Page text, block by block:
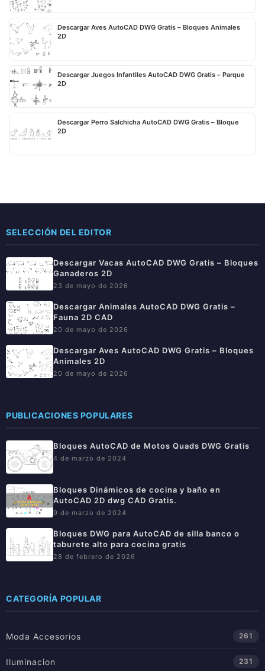
Descargar Aves AutoCAD DWG Gratis – Bloques Animales
2D
Descargar Juegos Infantiles AutoCAD DWG Gratis – Parque
2D
Descargar Perro Salchicha AutoCAD DWG Gratis – Bloque
2D
SELECCIÓN DEL EDITOR
Descargar Vacas AutoCAD DWG Gratis – Bloques
Ganaderos 2D
23 de mayo de 2026
Descargar Animales AutoCAD DWG Gratis –
Fauna 2D CAD
20 de mayo de 2026
Descargar Aves AutoCAD DWG Gratis – Bloques
Animales 2D
20 de mayo de 2026
PUBLICACIONES POPULARES
Bloques AutoCAD de Motos Quads DWG Gratis
4 de marzo de 2024
Bloques Dinámicos de cocina y baño en
AutoCAD 2D dwg CAD Gratis.
9 de marzo de 2024
Bloques DWG para AutoCAD de silla banco o
taburete alto para cocina gratis
28 de febrero de 2026
CATEGORÍA POPULAR
Moda Accesorios 261
Iluminacion 231